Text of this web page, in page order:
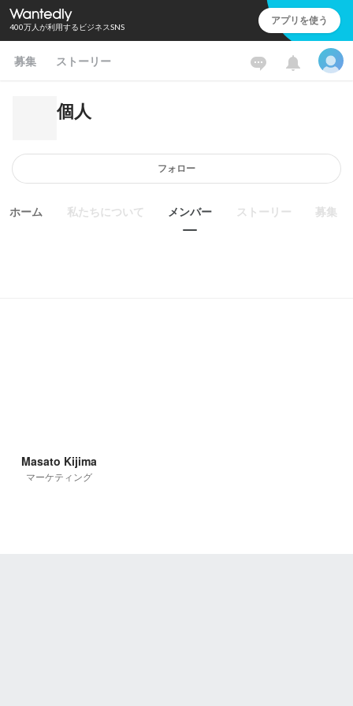
400万人が利用するビジネスSNS アプリを使う
募集 ストーリー
個人
フォロー
ホーム 私たちについて メンバー ストーリー 募集
Masato Kijima
マーケティング